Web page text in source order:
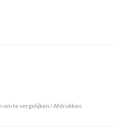
om te vergelijken /Afdrukken